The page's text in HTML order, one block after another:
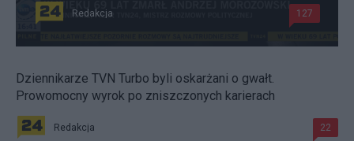
Redakcja 127
Dziennikarze TVN Turbo byli oskarżani o gwałt.
Prowomocny wyrok po zniszczonych karierach
Redakcja 22